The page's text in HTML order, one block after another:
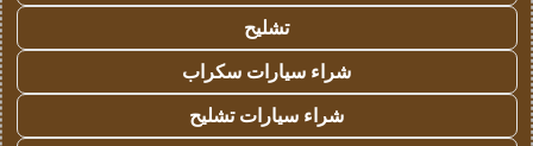
تشليح
شراء سيارات سكراب
شراء سيارات تشليح